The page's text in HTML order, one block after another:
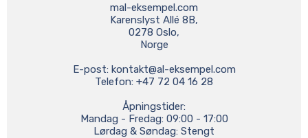
mal-eksempel.com
Karenslyst Allé 8B,
0278 Oslo,
Norge
E-post: kontakt@al-eksempel.com
Telefon: +47 72 04 16 28
Åpningstider:
Mandag - Fredag: 09:00 - 17:00
Lørdag & Søndag: Stengt